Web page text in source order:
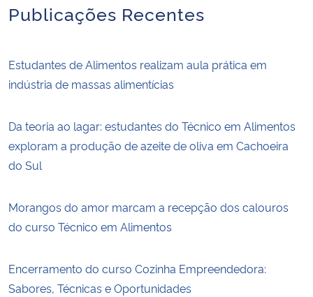
Publicações Recentes
Estudantes de Alimentos realizam aula prática em
indústria de massas alimentícias
Da teoria ao lagar: estudantes do Técnico em Alimentos
exploram a produção de azeite de oliva em Cachoeira
do Sul
Morangos do amor marcam a recepção dos calouros
do curso Técnico em Alimentos
Encerramento do curso Cozinha Empreendedora:
Sabores, Técnicas e Oportunidades